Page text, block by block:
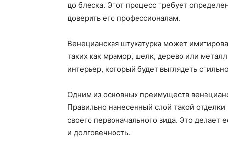
до блеска. Этот процесс требует
доверить его профессионалам.
Венецианская штукатурка может
таких как мрамор, шелк, дерево или
интерьер, который будет выглядеть
Одним из основных преимуществ
Правильно нанесенный слой такой
своего первоначального вида. Это делает
и долговечность.